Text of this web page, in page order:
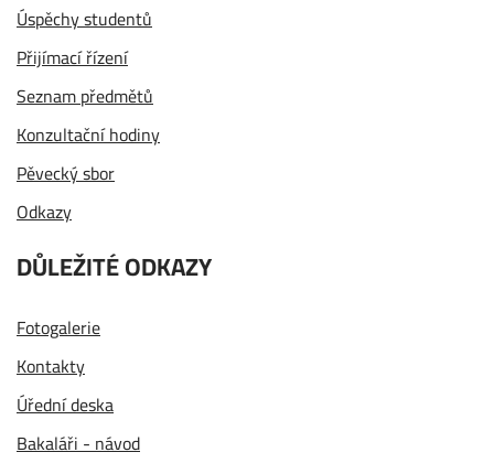
Úspěchy studentů
Přijímací řízení
Seznam předmětů
Konzultační hodiny
Pěvecký sbor
Odkazy
DŮLEŽITÉ ODKAZY
Fotogalerie
Kontakty
Úřední deska
Bakaláři - návod